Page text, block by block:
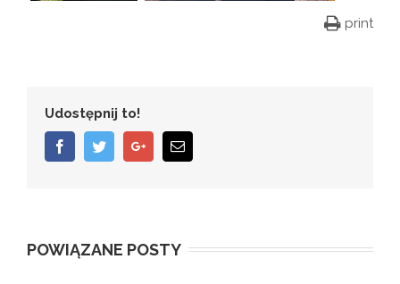
print
Udostępnij to!
FacebookTwitterGoogle+Email
POWIĄZANE POSTY